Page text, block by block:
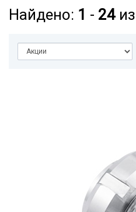
Найдено: 1 - 24 из